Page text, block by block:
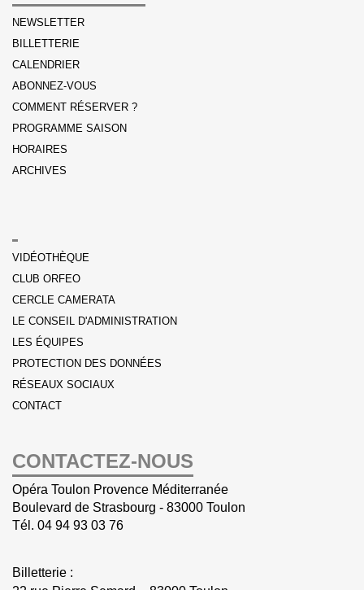
NEWSLETTER
BILLETTERIE
CALENDRIER
ABONNEZ-VOUS
COMMENT RÉSERVER ?
PROGRAMME SAISON
HORAIRES
ARCHIVES
VIDÉOTHÈQUE
CLUB ORFEO
CERCLE CAMERATA
LE CONSEIL D'ADMINISTRATION
LES ÉQUIPES
PROTECTION DES DONNÉES
RÉSEAUX SOCIAUX
CONTACT
CONTACTEZ-NOUS
Opéra Toulon Provence Méditerranée
Boulevard de Strasbourg - 83000 Toulon
Tél. 04 94 93 03 76
Billetterie :